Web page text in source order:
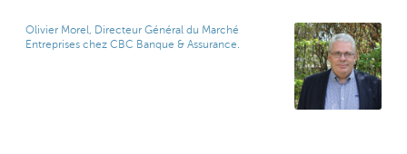
Olivier Morel, Directeur Général du Marché
Entreprises chez CBC Banque & Assurance.